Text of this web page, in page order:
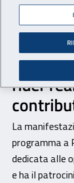
Al
nera”,
rider
La
programma a
dedicata alle
e ha il